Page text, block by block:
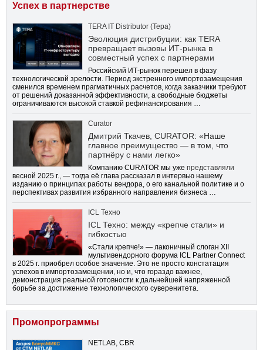
Успех в партнерстве
TERA IT Distributor (Тера)
Эволюция дистрибуции: как TERA
превращает вызовы ИТ-рынка в
совместный успех с партнерами
Российский ИТ-рынок перешел в фазу
технологической зрелости. Период экстренного импортозамещения
сменился временем прагматичных расчетов, когда заказчики требуют
от решений доказанной эффективности, а свободные бюджеты
ограничиваются высокой ставкой рефинансирования …
Curator
Дмитрий Ткачев, CURATOR: «Наше
главное преимущество — в том, что
партнёру с нами легко»
Компанию CURATOR мы уже представляли
весной 2025 г., — тогда её глава рассказал в интервью нашему
изданию о принципах работы вендора, о его канальной политике и о
перспективах развития избранного направления бизнеса …
ICL Техно
ICL Техно: между «крепче стали» и
гибкостью
«Стали крепче!» — лаконичный слоган XII
мультивендорного форума ICL Partner Connect
в 2025 г. приобрел особое значение. Это не просто констатация
успехов в импортозамещении, но и, что гораздо важнее,
демонстрация реальной готовности к дальнейшей напряженной
борьбе за достижение технологического суверенитета.
Промопрограммы
NETLAB, CBR